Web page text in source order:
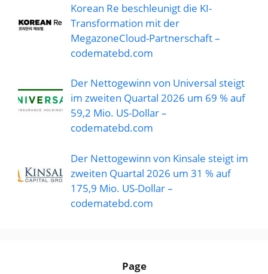
Korean Re beschleunigt die KI-
Transformation mit der
MegazoneCloud-Partnerschaft –
codematebd.com
Der Nettogewinn von Universal steigt
im zweiten Quartal 2026 um 69 % auf
59,2 Mio. US-Dollar –
codematebd.com
Der Nettogewinn von Kinsale steigt im
zweiten Quartal 2026 um 31 % auf
175,9 Mio. US-Dollar –
codematebd.com
Page